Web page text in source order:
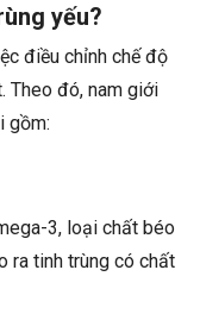
yếu?
điều chỉnh chế độ
Theo đó, nam giới
gồm:
3, loại chất béo
ra tinh trùng có chất